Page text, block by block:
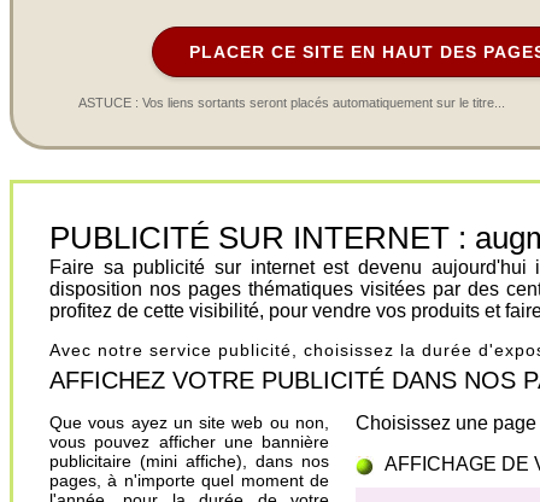
PLACER CE SITE EN HAUT DES
ASTUCE : Vos liens sortants seront placés automatiquement sur le titre...
PUBLICITÉ SUR INTERNET :
Faire sa publicité sur internet est devenu
disposition nos pages thématiques visitées par des
profitez de cette visibilité, pour vendre vos produits et
Avec notre service publicité, choisissez la durée
AFFICHEZ VOTRE PUBLICITÉ DANS NOS
Que vous ayez un site web ou non,
vous pouvez afficher une bannière
publicitaire (mini affiche), dans nos
pages, à n'importe quel moment de
Choisissez une
AFFICHAGE DE